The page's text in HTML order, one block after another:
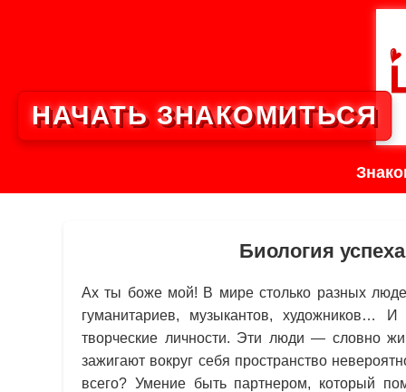
Биология
Ах ты боже мой! В мире столько разных
гуманитариев, музыкантов, художников…
творческие личности. Эти люди — словно
зажигают вокруг себя пространство
всего? Умение быть партнером, который
НАЧАТЬ ЗНАКОМИТЬСЯ